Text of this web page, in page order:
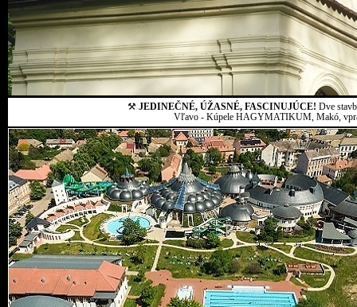
⚒ JEDINEČNÉ, ÚŽASNÉ, FASCINUJÚCE! Dve
Vľavo - Kúpele HAGYMATIKUM, Makó,